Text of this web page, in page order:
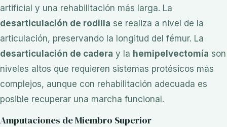
artificial y una rehabilitación más larga. La
desarticulación de rodilla se realiza a nivel de la
articulación, preservando la longitud del fémur. La
desarticulación de cadera y la hemipelvectomía son
niveles altos que requieren sistemas protésicos más
complejos, aunque con rehabilitación adecuada es
posible recuperar una marcha funcional.
Amputaciones de Miembro Superior